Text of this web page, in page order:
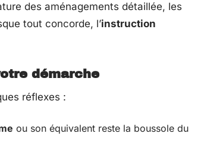
des aménagements détaillée, les
tout concorde, l’instruction
démarche
réflexes :
ou son équivalent reste la boussole du